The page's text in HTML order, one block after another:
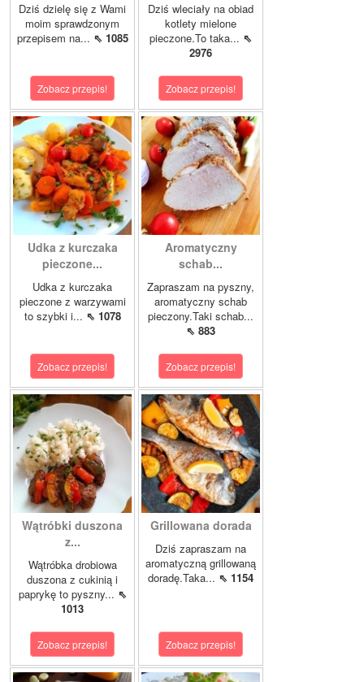
Dziś dzielę się z Wami
moim sprawdzonym
przepisem na... ⇖ 1085
Zobacz przepis!
Dziś wleciały na obiad
kotlety mielone
pieczone.To taka... ⇖
2976
Zobacz przepis!
Udka z kurczaka
pieczone...
Udka z kurczaka
pieczone z warzywami
to szybki i... ⇖ 1078
Zobacz przepis!
Aromatyczny
schab...
Zapraszam na pyszny,
aromatyczny schab
pieczony.Taki schab...
⇖ 883
Zobacz przepis!
Wątróbki duszona
z...
Wątróbka drobiowa
duszona z cukinią i
paprykę to pyszny... ⇖
1013
Zobacz przepis!
Grillowana dorada
Dziś zapraszam na
aromatyczną grillowaną
doradę.Taka... ⇖ 1154
Zobacz przepis!